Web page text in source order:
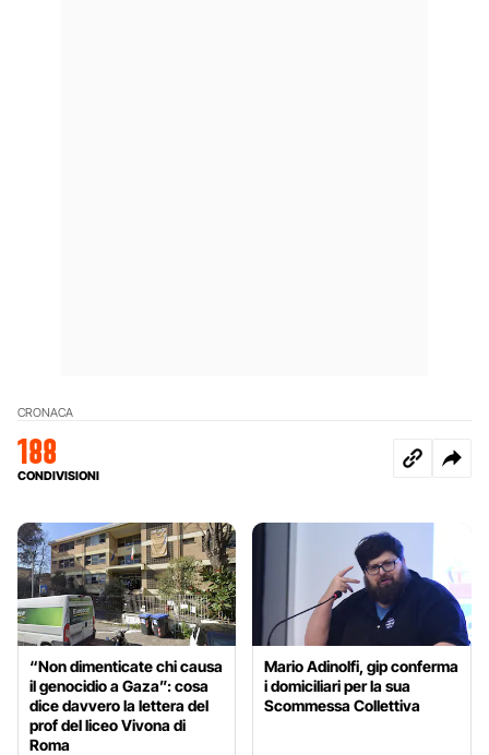
CRONACA
188
CONDIVISIONI
“Non dimenticate chi causa
il genocidio a Gaza”: cosa
dice davvero la lettera del
prof del liceo Vivona di
Roma
Mario Adinolfi, gip conferma
i domiciliari per la sua
Scommessa Collettiva